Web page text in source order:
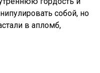
собой, но
в апломб,